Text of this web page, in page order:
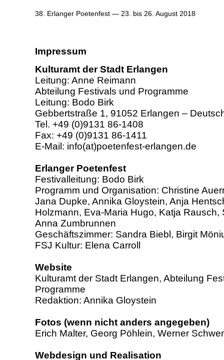
38. Erlanger Poetenfest — 23. bis 26. August 2018
Impressum
Kulturamt der Stadt Erlangen
Leitung: Anne Reimann
Abteilung Festivals und Programme
Leitung: Bodo Birk
Gebbertstraße 1, 91052 Erlangen –
Tel. +49 (0)9131 86-1408
Fax: +49 (0)9131 86-1411
E-Mail: info(at)poetenfest-erlangen.de
Erlanger Poetenfest
Festivalleitung: Bodo Birk
Programm und Organisation: Christine
Jana Dupke, Annika Gloystein, Anja
Holzmann, Eva-Maria Hugo, Katja Rausch,
Anna Zumbrunnen
Geschäftszimmer: Sandra Biebl, Birgit
FSJ Kultur: Elena Carroll
Website
Kulturamt der Stadt Erlangen, Abteilung
Programme
Redaktion: Annika Gloystein
Fotos (wenn nicht anders angegeben)
Erich Malter, Georg Pöhlein, Werner
Webdesign und Realisation